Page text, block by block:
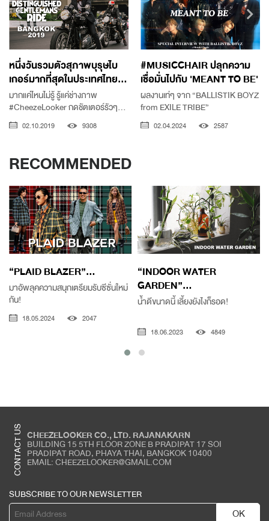
หนึ่งวันรวมตัวสุภาพบุรุษไบ
เกอร์มากที่สุดในประเทศไทย...
มากแค่ไหนไม่รู้ รู้แค่ช่างภาพ
#CheezeLooker กดชัตเตอร์รัวๆ...
02.10.2019 9308
#MUSICCHAIR ปลุกความ
เชื่อมั่นไปกับ 'MEANT TO BE'
ผลงานเท่ๆ จาก “BALLISTIK BOYZ
from EXILE TRIBE”
02.04.2024 2587
RECOMMENDED
“PLAID BLAZER”...
มาอัพลุคความสนุกเตรียมรับซีซั่นใหม่
กัน!
18.05.2024 2047
“INDOOR WATER
GARDEN”...
น้ำดีขนาดนี้ เลี้ยงยังไงก็รอด!
18.06.2023 4849
CONTACT US CHEEZELOOKER CO., LTD. RAJANAKARN
BUILDING 15 5TH FLOOR ZONE B PRADIPAT 17 SOI
PRADIPAT ROAD, PHAYA THAI, BANGKOK 10400
EMAIL: CHEEZELOOKER@GMAIL.COM
SUBSCRIBE TO OUR NEWSLETTER
OK